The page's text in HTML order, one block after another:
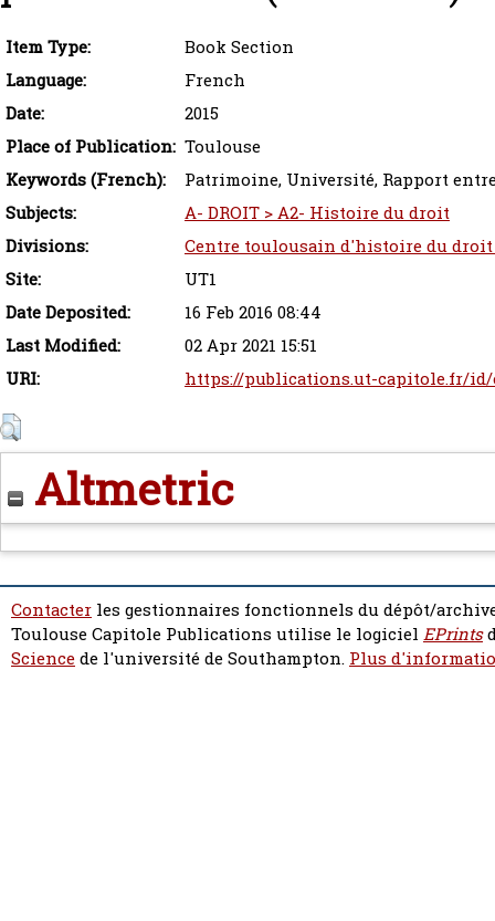
Item Type:
Book Section
Language:
French
Date:
2015
Place of Publication: Toulouse
Keywords (French):
Patrimoine, Université, Rapport
Subjects:
A- DROIT > A2- Histoire du droit
Divisions:
Centre toulousain d'histoire du droit
Site:
UT1
Date Deposited:
16 Feb 2016 08:44
Last Modified:
02 Apr 2021 15:51
URI:
https://publications.ut-capitole.fr/
Altmetric
Contacter les gestionnaires fonctionnels du dépôt/
Toulouse Capitole Publications utilise le logiciel EPrints
Sciencede l'université de Southampton. Plus